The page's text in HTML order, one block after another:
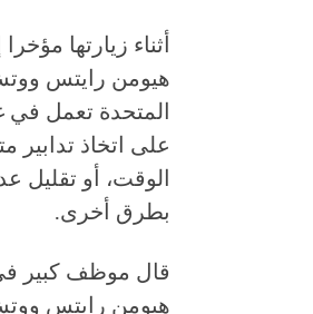
أثناء زيارتها
المتحدة تعمل في
على اتخاذ
الوقت، أو تقليل
بطرق أخرى.
قال موظف كبير
هيومن رايتس